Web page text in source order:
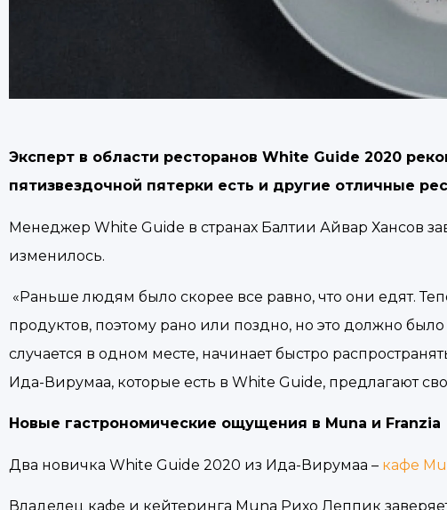
Эксперт в области ресторанов White Guide 2020
пятизвездочной пятерки есть и другие отличные
Менеджер White Guide в странах Балтии Айвар Хансов
изменилось.
«Раньше людям было скорее все равно, что они едят.
продуктов, поэтому рано или поздно, но это должно
случается в одном месте, начинает быстро
Ида-Вирумаа, которые есть в White Guide, предлагают
Новые гастрономические ощущения в Muna и Franzia
Два новичка White Guide 2020 из Ида-Вирумаа – кафе
Владелец кафе и кейтеринга Muna Рихо Леппик